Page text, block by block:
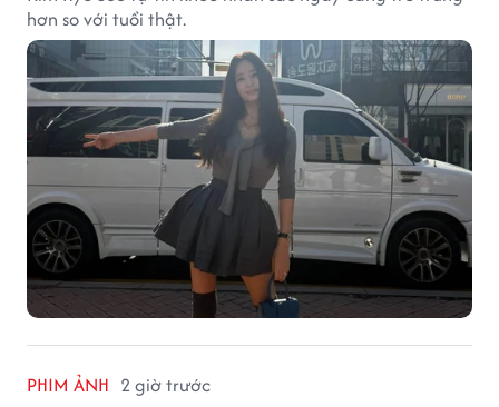
hơn so với tuổi thật.
PHIM ẢNH 2 giờ trước